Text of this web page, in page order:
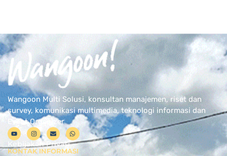
Wangoon Multi Solusi, konsultan manajemen, riset dan
survey, komunikasi multimedia, teknologi informasi dan
Event Organizer
Kebijakan Privasi
KONTAK INFORMASI